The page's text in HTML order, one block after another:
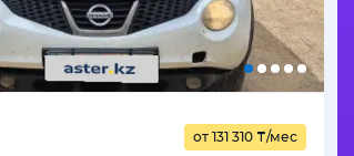
от 131 310 ₸/мес